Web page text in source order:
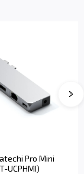
Pro Mini
UCPHMI)